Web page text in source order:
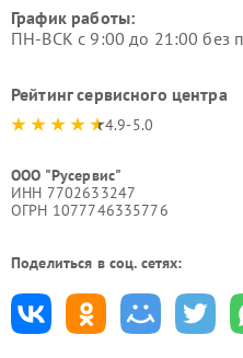
График работы:
ПН-ВСК с 9:00 до 21:00 без
Рейтинг сервисного центра
4.9-5.0
ООО "Русервис"
ИНН 7702633247
ОГРН 1077746335776
Поделиться в соц. сетях: